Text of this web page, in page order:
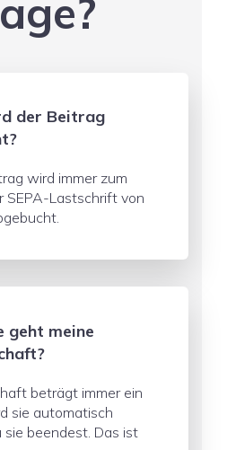
der Beitrag
wird immer zum
SEPA-Lastschrift von
geht meine
beträgt immer ein
sie automatisch
sie beendest. Das ist